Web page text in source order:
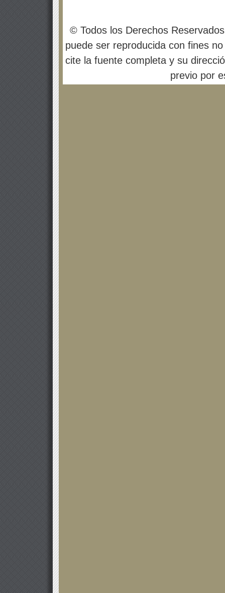
© Todos los Derechos
puede ser reproducida con fines
cite la fuente completa y su
previo por